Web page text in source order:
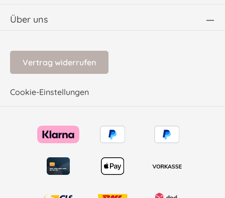
Über uns
Vertrag widerrufen
Cookie-Einstellungen